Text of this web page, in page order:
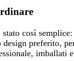
così
preferito,